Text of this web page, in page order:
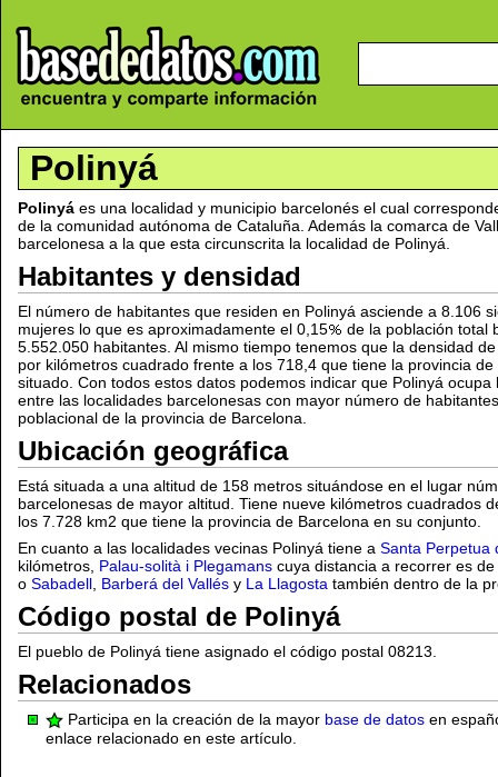
Polinyá
Polinyá es una localidad y municipio barcelonés el cual
de la comunidad autónoma de Cataluña. Además la comarca de
barcelonesa a la que esta circunscrita la localidad de Polinyá.
Habitantes y densidad
El número de habitantes que residen en Polinyá asciende a 8.106
mujeres lo que es aproximadamente el 0,15
de la población total
5.552.050 habitantes. Al mismo tiempo tenemos que la densidad
por kilómetros cuadrado frente a los 718,4 que tiene la provincia
situado. Con todos estos datos podemos indicar que Polinyá
entre las localidades barcelonesas con mayor número de
poblacional de la provincia de Barcelona.
Ubicación geográfica
Está situada a una altitud de 158 metros situándose en el lugar
barcelonesas de mayor altitud. Tiene nueve kilómetros cuadrados
los 7.728 km2 que tiene la provincia de Barcelona en su conjunto.
En cuanto a las localidades vecinas Polinyá tiene a Santa Perpetua
kilómetros, Palau-solità i Plegamans cuya distancia a recorrer es
o Sabadell Barberá del Vallés y La Llagosta también dentro de la
Código postal de Polinyá
El pueblo de Polinyá tiene asignado el código postal 08213.
Relacionados
Participa en la creación de la mayor base de datos en
enlace relacionado en este artículo.